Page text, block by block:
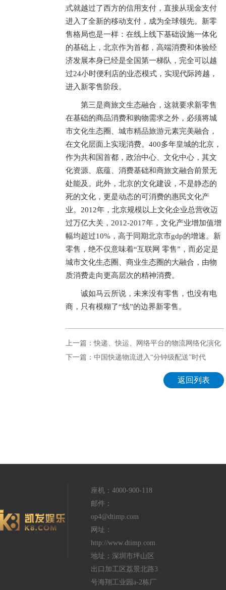
式就越过了西方的信用支付，直接从现金支付
进入了全新的移动支付，成为全球领先。新零
售格局也是一样：在线上线下基础设施一体化
的基础上，北京作为首都，高端消费和体验经
济发展本身已经是全国第一梯队，完全可以越
过24小时便利店的业态模式，实现代际跨越，
进入新零售阶段。
第三是商旅文生态融合，这就要求新零售
在基础的商品消费和购物需求之外，必须将城
市文化生态圈、城市精品旅游元素完美融合，
在文化层面上实现消费。400多年皇城的北京，
作为共和国首都，政治中心、文化中心，其文
化资源、底蕴、消费基础和商旅文融合前景无
处能及。此外，北京的文化建设，不是静态的
死的文化，更是动态的可消费的惠民文化产
业。2012年，北京规模以上文化企业总营收迈
过万亿大关，2012-2017年，文化产业增加值增
幅均超过10%，高于同期北京市gdp的增速。新
零售，绝不仅意味着“互联网 零售”，而必定是
城市文化生态圈、商业生态圈的大融合，由物
质消费走向更高层次的精神消费。
诚如马云所说，未来没有零售，也没有电
商，只有模糊了“线”的边界新零售。
上一篇：快递、快运、网络平台的物流网络化演化
下一篇：中国快递物流进入“分钟级配送”时代
返回列表
座机：4000-900-118
邮件：
op4@dtimp.com
网址：
http://www.dtimp.com
地址：深圳市坪山区
出口加工区荔景北路3
号海翔工业园a-2栋厂